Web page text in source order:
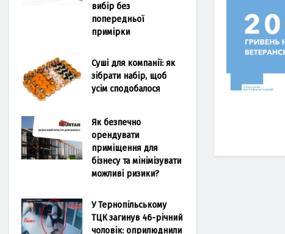
вибір без
попередньої
примірки
Суші для компанії: як
зібрати набір, щоб
усім сподобалося
Як безпечно
орендувати
приміщення для
бізнесу та мінімізувати
можливі ризики?
У Тернопільському
ТЦК загинув 46-річний
чоловік: оприлюднили